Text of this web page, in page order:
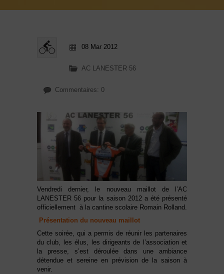
08 Mar 2012
AC LANESTER 56
Commentaires: 0
Vendredi dernier, le nouveau maillot de l’AC
LANESTER 56 pour la saison 2012 a été présenté
officiellement à la cantine scolaire Romain Rolland.
Présentation du nouveau maillot
Cette soirée, qui a permis de réunir les partenaires
du club, les élus, les dirigeants de l’association et
la presse, s’est déroulée dans une ambiance
détendue et sereine en prévision de la saison à
venir.